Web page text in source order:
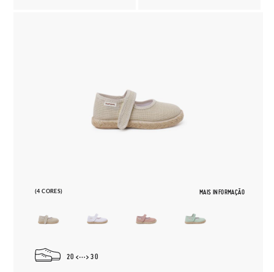
(4 CORES) MAIS INFORMAÇÃO
20 30